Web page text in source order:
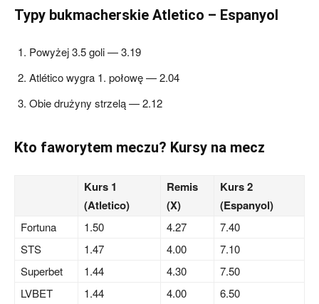
Typy bukmacherskie Atletico – Espanyol
Powyżej 3.5 goli — 3.19
Atlético wygra 1. połowę — 2.04
Obie drużyny strzelą — 2.12
Kto faworytem meczu? Kursy na mecz
Kurs 1
(Atletico)
Remis
(X)
Kurs 2
(Espanyol)
Fortuna 1.50 4.27
7.40
STS
1.47 4.00
7.10
Superbet
1.44 4.30
7.50
LVBET
1.44 4.00 6.50